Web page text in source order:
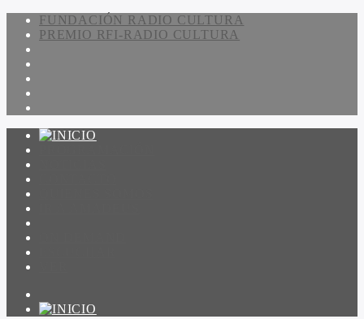
FUNDACIÓN RADIO CULTURA
PREMIO RFI-RADIO CULTURA